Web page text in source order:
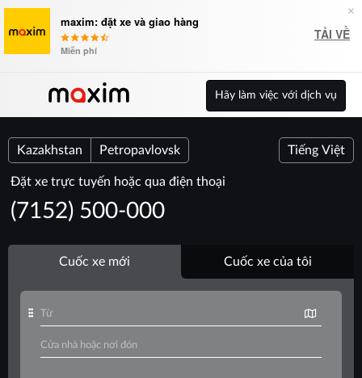
×
maxim: đặt xe và giao hàng
Miễn phí
TẢI VỀ
Hãy làm việc với dịch vụ
Kazakhstan Petropavlovsk Tiếng Việt
Đặt xe trực tuyến hoặc qua điện thoại
(7152) 500-000